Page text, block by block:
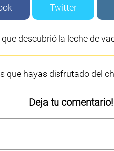
Twitter
descubrió la leche de
que hayas disfrutado del
Deja tu comentario!